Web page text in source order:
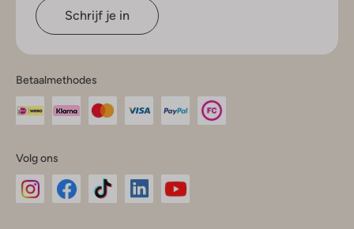
Schrijf je in
Betaalmethodes
Volg ons